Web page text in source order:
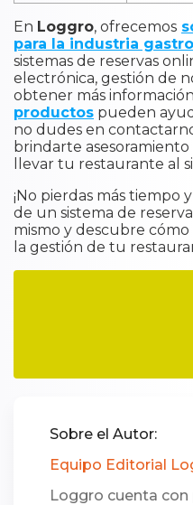
En Loggro, ofrecemos
para la industria
sistemas de reservas
electrónica, gestión de
obtener más
productos pueden
no dudes en
brindarte
llevar tu restaurante al
¡No pierdas más tiempo
de un sistema de
mismo y descubre
la gestión de tu
Sobre el Autor:
Equipo Editorial
Loggro cuenta